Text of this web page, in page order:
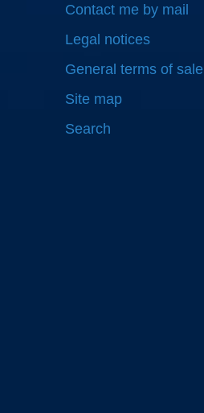
Contact me by mail
Legal notices
General terms of sale
Site map
Search